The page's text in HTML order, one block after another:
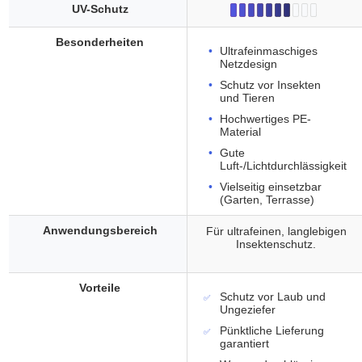
Ultrafeinmaschiges
Netzdesign
Schutz vor Insekten
und Tieren
Hochwertiges PE-
Material
Gute
Luft-/Lichtdurchlässigkeit
Vielseitig einsetzbar
(Garten, Terrasse)
Für ultrafeinen, langlebigen
Insektenschutz.
Schutz vor Laub und
Ungeziefer
Pünktliche Lieferung
garantiert
UV-Schutz
Besonderheiten
Anwendungsbereich
Vorteile